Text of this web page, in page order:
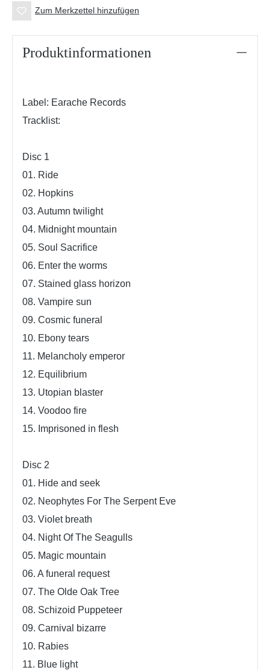
Zum Merkzettel hinzufügen
Produktinformationen
Label: Earache Records
Tracklist:
Disc 1
01. Ride
02. Hopkins
03. Autumn twilight
04. Midnight mountain
05. Soul Sacrifice
06. Enter the worms
07. Stained glass horizon
08. Vampire sun
09. Cosmic funeral
10. Ebony tears
11. Melancholy emperor
12. Equilibrium
13. Utopian blaster
14. Voodoo fire
15. Imprisoned in flesh
Disc 2
01. Hide and seek
02. Neophytes For The Serpent Eve
03. Violet breath
04. Night Of The Seagulls
05. Magic mountain
06. A funeral request
07. The Olde Oak Tree
08. Schizoid Puppeteer
09. Carnival bizarre
10. Rabies
11. Blue light